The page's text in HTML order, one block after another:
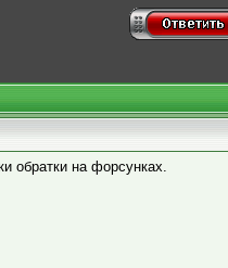
обратки на форсунках.